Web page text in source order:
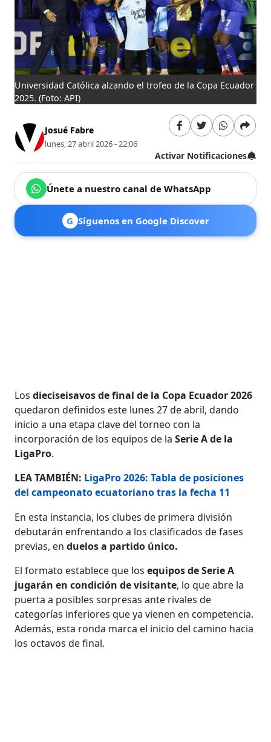
Universidad Católica alzando el trofeo de la Copa Ecuador
2025. (Foto: API)
Josué Fabre
lunes, 27 abril 2026 - 22:06
Activar Notificaciones
Únete a nuestro canal de WhatsApp
G Síguenos en Google Discover
Losdieciseisavos de final de la Copa Ecuador 2026
quedaron definidos este lunes 27 de abril, dando
inicio a una etapa clave del torneo con la
incorporación de los equipos de laSerie A de la
LigaPro.
LEA TAMBIÉN: LigaPro 2026: Tabla de posiciones
del campeonato ecuatoriano tras la fecha 11
En esta instancia, los clubes de primera división
debutarán enfrentando a los clasificados de fases
previas, enduelos a partido único.
El formato establece que losequipos de Serie A
jugarán en condición de visitante, lo que abre la
puerta a posibles sorpresas ante rivales de
categorías inferiores que ya vienen en competencia.
Además, esta ronda marca el inicio del camino hacia
los octavos de final.